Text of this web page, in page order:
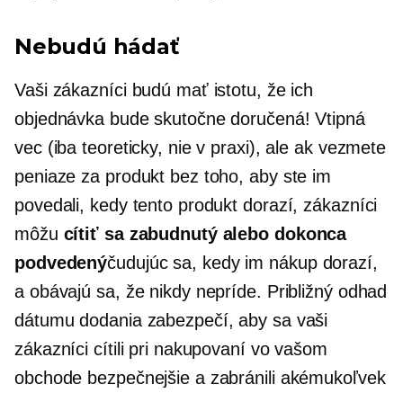
Nebudú hádať
Vaši zákazníci budú mať istotu, že ich
objednávka bude skutočne doručená! Vtipná
vec (iba teoreticky, nie v praxi), ale ak vezmete
peniaze za produkt bez toho, aby ste im
povedali, kedy tento produkt dorazí, zákazníci
môžu cítiť sa zabudnutý alebo dokonca
podvedenýčudujúc sa, kedy im nákup dorazí,
a obávajú sa, že nikdy nepríde. Približný odhad
dátumu dodania zabezpečí, aby sa vaši
zákazníci cítili pri nakupovaní vo vašom
obchode bezpečnejšie a zabránili akémukoľvek